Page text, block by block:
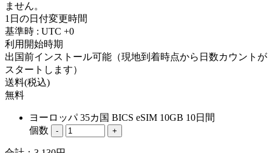
ません。
1日の日付変更時間
基準時 : UTC +0
利用開始時期
出国前インストール可能（現地到着時点から日数カウントが
スタートします）
送料(税込)
無料
ヨーロッパ 35カ国 BICS eSIM 10GB 10日間
個数
- +